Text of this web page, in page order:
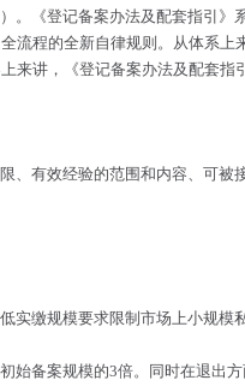
。《登记备案办法及配套指引》
流程的全新自律规则。从体系上
来讲，《登记备案办法及配套指
、有效经验的范围和内容、可被
实缴规模要求限制市场上小规模
始备案规模的3倍。同时在退出方